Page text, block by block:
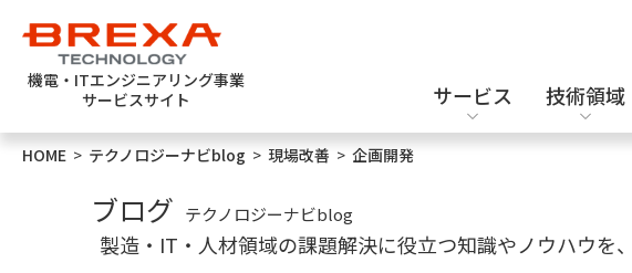
機電・ITエンジニアリング事業
サービスサイト
サービス 技術領域
HOME > テクノロジーナビblog > 現場改善 > 企画開発
ブログ テクノロジーナビblog
製造・IT・人材領域の課題解決に役立つ知識やノウハウを